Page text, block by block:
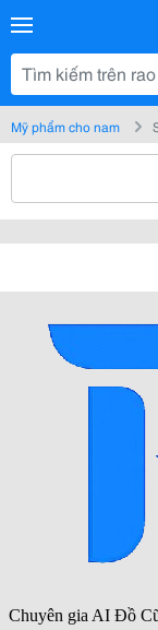
Mỹ phẩm cho nam